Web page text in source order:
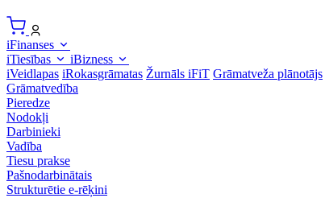
iFinanses
iTiesības
iBizness
iVeidlapas iRokasgrāmatas Žurnāls iFiT Grāmatveža plānotājs
Grāmatvedība
Pieredze
Nodokļi
Darbinieki
Vadība
Tiesu prakse
Pašnodarbinātais
Strukturētie e-rēķini